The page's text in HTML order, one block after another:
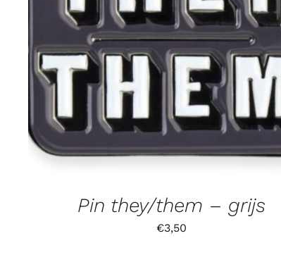
Pin they/them – grijs
€3,50